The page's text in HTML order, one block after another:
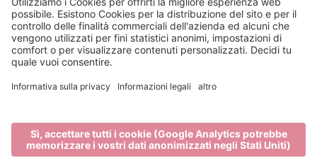
Bressanone Turismo
Privacy
Note legali
Finanziamenti
Mappa del sito
Cookie-Einstellungen